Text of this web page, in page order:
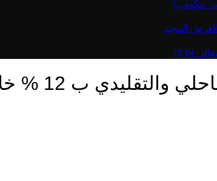
حكومي)
المجيد
(0-0)
ب 12 % خلال 2024